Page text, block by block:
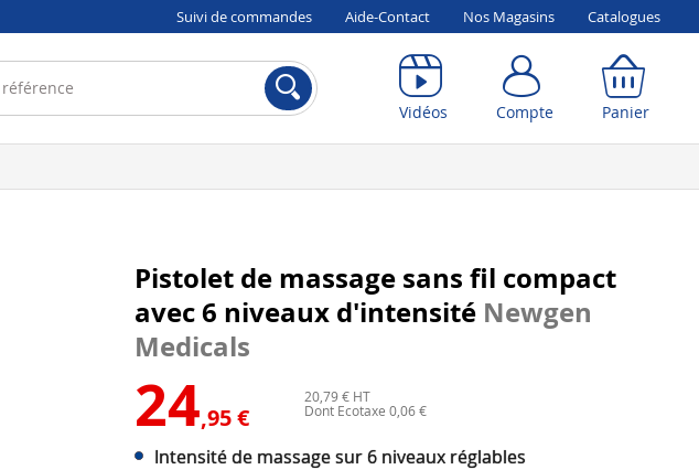
Suivi de commandes Aide-Contact Nos Magasins Catalogues
Vidéos Compte Panier
Pistolet de massage sans fil compact
avec 6 niveaux d'intensité Newgen
Medicals
24,95 €
20,79 € HT
Dont Ecotaxe 0,06 €
Intensité de massage sur 6 niveaux réglables
Compte Panier